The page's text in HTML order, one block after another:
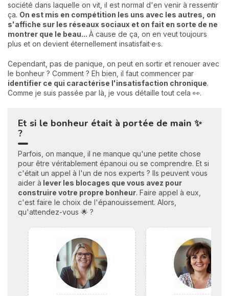
société dans laquelle on vit, il est normal d'en venir à ressentir
ça. On est mis en compétition les uns avec les autres, on
s'affiche sur les réseaux sociaux et on fait en sorte de ne
montrer que le beau... À cause de ça, on en veut toujours
plus et on devient éternellement insatisfait·e·s.
Cependant, pas de panique, on peut en sortir et renouer avec
le bonheur ? Comment ? Eh bien, il faut commencer par
identifier ce qui caractérise l'insatisfaction chronique.
Comme je suis passée par là, je vous détaille tout cela 👀.
Et si le bonheur était à portée de main ✨
?
Parfois, on manque, il ne manque qu'une petite chose
pour être véritablement épanoui ou se comprendre. Et si
c'était un appel à l'un de nos experts ? Ils peuvent vous
aider à lever les blocages que vous avez pour
construire votre propre bonheur. Faire appel à eux,
c'est faire le choix de l'épanouissement. Alors,
qu'attendez-vous 🌟 ?